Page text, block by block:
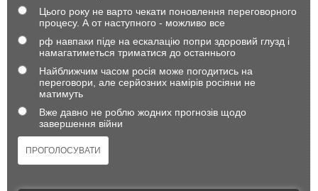
Цього року не варто чекати поновлення переговорного
процесу. А от наступного - можливо все
рф навпаки піде на ескалацію попри здоровий глузд і
намагатиметься триматися до останнього
Найближчим часом росія може погодитись на
переговори, але серйозних намірів росіяни не
матимуть
Вже давно не роблю жодних прогнозів щодо
завершення війни